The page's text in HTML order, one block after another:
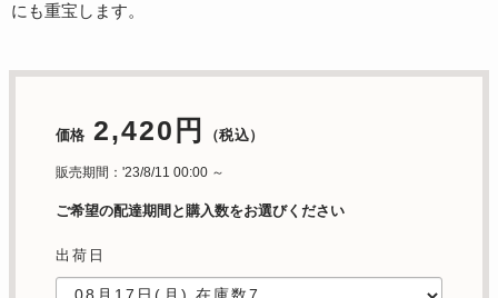
にも重宝します。
価格 2,420円 （税込）
販売期間：'23/8/11 00:00 ～
ご希望の配達期間と購入数をお選びください
出荷日